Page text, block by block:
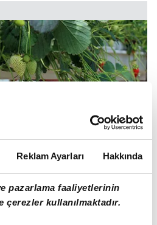
Reklam Ayarları Hakkında
pazarlama faaliyetlerinin
çerezler kullanılmaktadır.